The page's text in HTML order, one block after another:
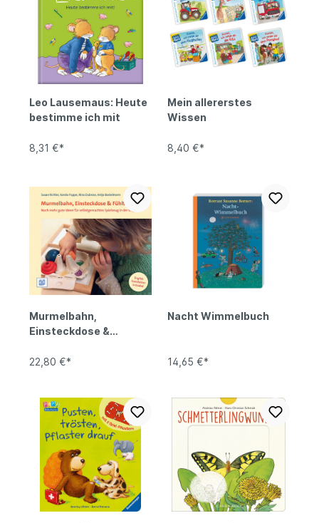
Leo Lausemaus: Heute
bestimme ich mit
8,31 €*
Mein allererstes
Wissen
8,40 €*
Murmelbahn,
Einsteckdose &
22,80 €*
Nacht Wimmelbuch
14,65 €*